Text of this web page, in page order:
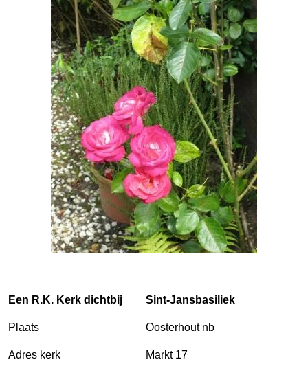
Een R.K. Kerk dichtbij Sint-Jansbasiliek
Plaats Oosterhout nb
Adres kerk Markt 17